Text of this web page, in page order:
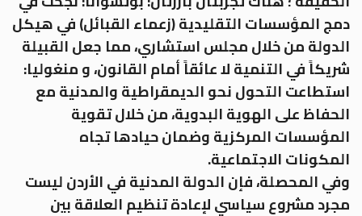
دمج المؤسسات التقليدية (زعماء القبائل) في هيكل
الدولة من خلال مجلس استشاري، مما جعل القبيلة
شريكاً في التنمية لا عائقاً أمام القانون، و منغوليا:
استطاعت التحول نحو الديمقراطية والمدنية مع
الحفاظ على الهوية البدوية، من خلال تقوية
المؤسسات المركزية وضمان حيادها تجاه
المكونات الاجتماعية.
وفي المحصلة، فإن الدولة المدنية في الأردن ليست
مجرد مشروع سياسي لإعادة تنظيم العلاقة بين